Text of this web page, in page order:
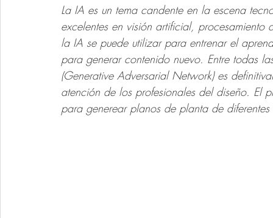
La IA es un tema candente en la escena
excelentes en visión artificial,
la IA se puede utilizar para entrenar el
para generar contenido nuevo. Entre todas
(Generative Adversarial Network) es
atención de los profesionales del diseño. El
para generear planos de planta de diferentes